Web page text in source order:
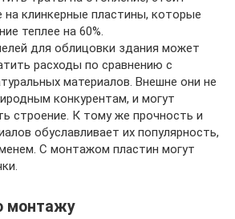
на клинкерные пластины, которые
теплее на 60%.
для облицовки здания может
расходы по сравнению с
материалов. Внешне они не
конкурентам, и могут
строение. К тому же прочность и
обуславливает их популярность,
С монтажом пластин могут
монтажу